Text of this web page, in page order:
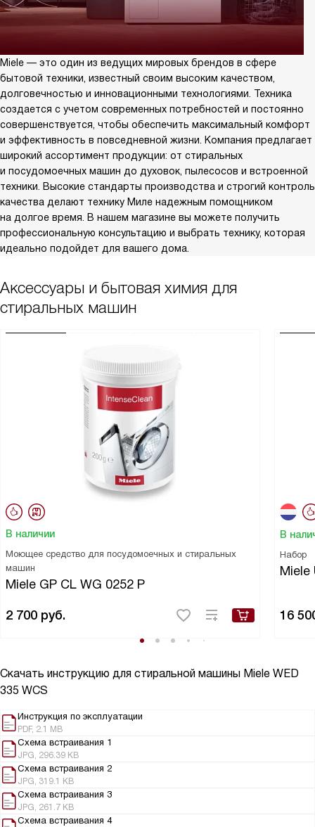
Miele — это один из ведущих мировых брендов в сфере
бытовой техники, известный своим высоким качеством,
долговечностью и инновационными технологиями. Техника
создается с учетом современных потребностей и постоянно
совершенствуется, чтобы обеспечить максимальный комфорт
и эффективность в повседневной жизни. Компания предлагает
широкий ассортимент продукции: от стиральных
и посудомоечных машин до духовок, пылесосов и встроенной
техники. Высокие стандарты производства и строгий контроль
качества делают технику Миле надежным помощником
на долгое время. В нашем магазине вы можете получить
профессиональную консультацию и выбрать технику, которая
идеально подойдет для вашего дома.
Аксессуары и бытовая химия для
стиральных машин
В наличии
Моющее средство для посудомоечных и стиральных
машин
Miele GP CL WG 0252 P
2 700 руб.
В
Набор
Miele
16
Скачать инструкцию для стиральной машины Miele WED
335 WCS
Инструкция по эксплуатации
PDF, 2.1 MB
Схема встраивания 1
JPG, 296.39 KB
Схема встраивания 2
JPG, 319.1 KB
Схема встраивания 3
JPG, 261.7 KB
Схема встраивания 4